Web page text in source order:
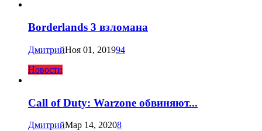
Borderlands 3 взломана
ДмитрийНоя 01, 201994
Новости
Call of Duty: Warzone обвиняют...
ДмитрийМар 14, 20208